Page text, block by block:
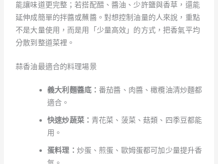
能讓味道更完整；若搭配醋、醬油、少許鹽與香草，還能
延伸成簡單的拌醬或蘸醬。對想控制油量的人來說，重點
不是大量使用，而是用「少量高效」的方式，把香氣平均
分散到整道菜裡。
蒜香油最適合的料理場景
義大利麵醬底： 番茄醬、肉醬、橄欖油清炒麵都
適合。
快速炒蔬菜： 青花菜、菠菜、菇類、四季豆都能
用。
蛋料理： 炒蛋、煎蛋、歐姆蛋都可加少量提升香